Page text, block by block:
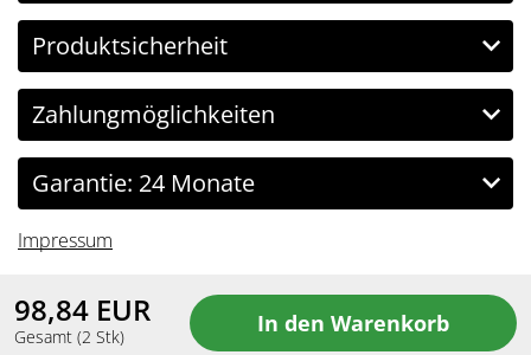
98,84 EUR
Gesamt (2 Stk)
Produktsicherheit
Zahlungmöglichkeiten
Garantie: 24 Monate
Impressum
Copyright Reifenbingo.de © 2026 All Rights Reserved.